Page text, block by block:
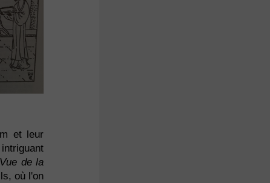
et leur
Vue de la
où l'on